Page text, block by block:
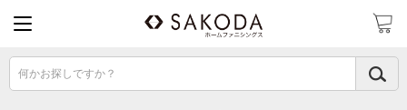
何かお探しですか？